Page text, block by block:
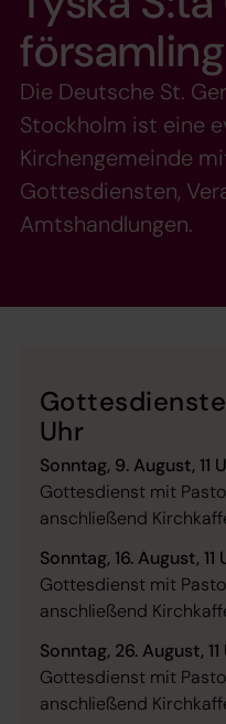
församling
Die Deutsche St.
Stockholm ist eine
Kirchengemeinde
Gottesdiensten,
Amtshandlungen.
Gottesdienste
Uhr
Sonntag, 9. August, 11
Gottesdienst mit
anschließend
Sonntag, 16. August, 11
Gottesdienst mit
anschließend
Sonntag, 26. August, 11
Gottesdienst mit
anschließend